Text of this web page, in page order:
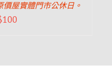
屋實體門市公休日。
100